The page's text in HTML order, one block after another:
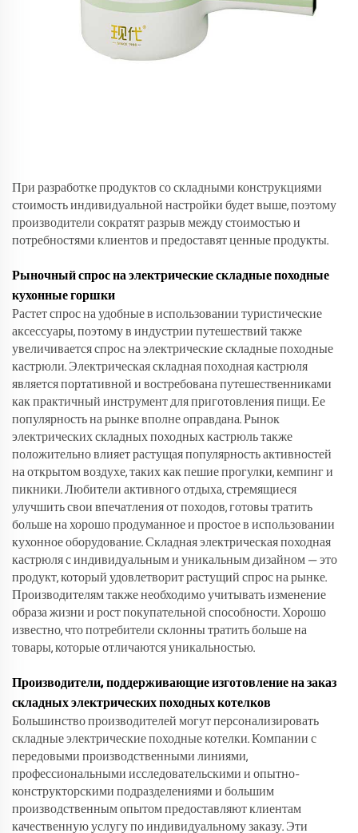
При разработке продуктов со складными конструкциями
стоимость индивидуальной настройки будет выше, поэтому
производители сократят разрыв между стоимостью и
потребностями клиентов и предоставят ценные продукты.
Рыночный спрос на электрические складные походные
кухонные горшки
Растет спрос на удобные в использовании туристические
аксессуары, поэтому в индустрии путешествий также
увеличивается спрос на электрические складные походные
кастрюли. Электрическая складная походная кастрюля
является портативной и востребована путешественниками
как практичный инструмент для приготовления пищи. Ее
популярность на рынке вполне оправдана. Рынок
электрических складных походных кастрюль также
положительно влияет растущая популярность активностей
на открытом воздухе, таких как пешие прогулки, кемпинг и
пикники. Любители активного отдыха, стремящиеся
улучшить свои впечатления от походов, готовы тратить
больше на хорошо продуманное и простое в использовании
кухонное оборудование. Складная электрическая походная
кастрюля с индивидуальным и уникальным дизайном — это
продукт, который удовлетворит растущий спрос на рынке.
Производителям также необходимо учитывать изменение
образа жизни и рост покупательной способности. Хорошо
известно, что потребители склонны тратить больше на
товары, которые отличаются уникальностью.
Производители, поддерживающие изготовление на заказ
складных электрических походных котелков
Большинство производителей могут персонализировать
складные электрические походные котелки. Компании с
передовыми производственными линиями,
профессиональными исследовательскими и опытно-
конструкторскими подразделениями и большим
производственным опытом предоставляют клиентам
качественную услугу по индивидуальному заказу. Эти